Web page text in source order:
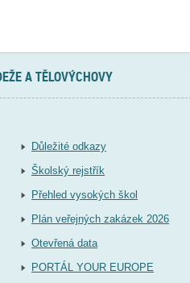
A TĚLOVÝCHOVY
Důležité odkazy
Školský rejstřík
Přehled vysokých škol
Plán veřejných zakázek 2026
Otevřená data
PORTÁL YOUR EUROPE